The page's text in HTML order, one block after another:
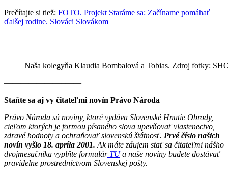
Prečítajte si tiež: FOTO. Projekt Staráme sa: Začíname pomáhať
ďalšej rodine. Slováci Slovákom
————————–
Naša kolegyňa Klaudia Bombalová a Tobias. Zdroj fotky:
———————–——
Staňte sa aj vy čitateľmi novín Právo Národa
Právo Národa sú noviny, ktoré vydáva Slovenské Hnutie Obrody,
cieľom ktorých je formou písaného slova upevňovať vlastenectvo,
zdravé hodnoty a ochraňovať slovenskú štátnosť. Prvé číslo našich
novín vyšlo 18. apríla 2001. Ak máte záujem stať sa čitateľmi nášho
dvojmesačníka vyplňte formulárTUa naše noviny budete dostávať
pravidelne prostredníctvom Slovenskej pošty.